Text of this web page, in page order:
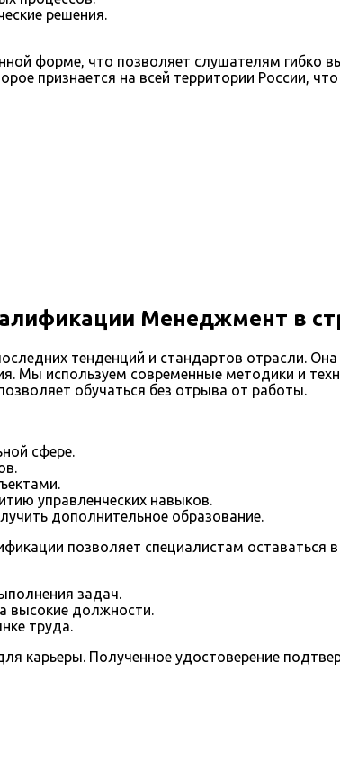
решения.
форме, что позволяет слушателям гибко
признается на всей территории России,
Менеджмент в
тенденций и стандартов отрасли.
Мы используем современные методики и
обучаться без отрыва от работы.
сфере.
управленческих навыков.
дополнительное образование.
позволяет специалистам оставаться
задач.
высокие должности.
труда.
карьеры. Полученное удостоверение